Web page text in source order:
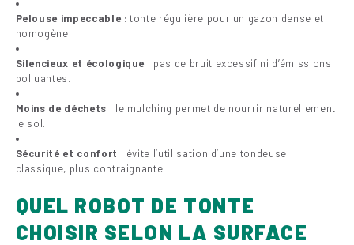
Pelouse impeccable : tonte régulière pour un gazon dense et
homogène.
Silencieux et écologique : pas de bruit excessif ni d’émissions
polluantes.
Moins de déchets : le mulching permet de nourrir naturellement
le sol.
Sécurité et confort : évite l’utilisation d’une tondeuse
classique, plus contraignante.
QUEL ROBOT DE TONTE
CHOISIR SELON LA SURFACE